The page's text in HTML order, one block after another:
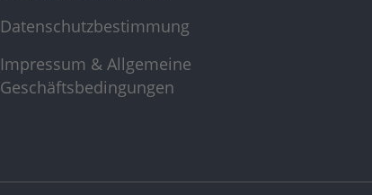
Datenschutzbestimmung
Impressum & Allgemeine
Geschäftsbedingungen